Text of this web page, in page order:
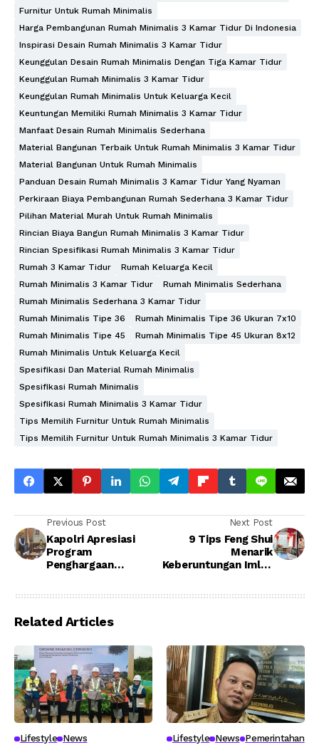
Furnitur Untuk Rumah Minimalis
Harga Pembangunan Rumah Minimalis 3 Kamar Tidur Di Indonesia
Inspirasi Desain Rumah Minimalis 3 Kamar Tidur
Keunggulan Desain Rumah Minimalis Dengan Tiga Kamar Tidur
Keunggulan Rumah Minimalis 3 Kamar Tidur
Keunggulan Rumah Minimalis Untuk Keluarga Kecil
Keuntungan Memiliki Rumah Minimalis 3 Kamar Tidur
Manfaat Desain Rumah Minimalis Sederhana
Material Bangunan Terbaik Untuk Rumah Minimalis 3 Kamar Tidur
Material Bangunan Untuk Rumah Minimalis
Panduan Desain Rumah Minimalis 3 Kamar Tidur Yang Nyaman
Perkiraan Biaya Pembangunan Rumah Sederhana 3 Kamar Tidur
Pilihan Material Murah Untuk Rumah Minimalis
Rincian Biaya Bangun Rumah Minimalis 3 Kamar Tidur
Rincian Spesifikasi Rumah Minimalis 3 Kamar Tidur
Rumah 3 Kamar Tidur
Rumah Keluarga Kecil
Rumah Minimalis 3 Kamar Tidur
Rumah Minimalis Sederhana
Rumah Minimalis Sederhana 3 Kamar Tidur
Rumah Minimalis Tipe 36
Rumah Minimalis Tipe 36 Ukuran 7x10
Rumah Minimalis Tipe 45
Rumah Minimalis Tipe 45 Ukuran 8x12
Rumah Minimalis Untuk Keluarga Kecil
Spesifikasi Dan Material Rumah Minimalis
Spesifikasi Rumah Minimalis
Spesifikasi Rumah Minimalis 3 Kamar Tidur
Tips Memilih Furnitur Untuk Rumah Minimalis
Tips Memilih Furnitur Untuk Rumah Minimalis 3 Kamar Tidur
Previous Post
Kapolri Apresiasi
Program
Penghargaan
Next Post
9 Tips Feng Shui
Menarik
Keberuntungan Imlek
Related Articles
Lifestyle News Lifestyle News Pemerintahan